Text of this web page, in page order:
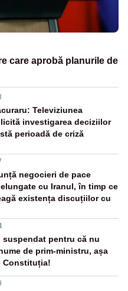
care aprobă planurile de
Televiziunea
investigarea deciziilor
perioadă de criză
negocieri de pace
cu Iranul, în timp ce
existența discuțiilor cu
suspendat pentru că nu
de prim-ministru, așa
Constituția!